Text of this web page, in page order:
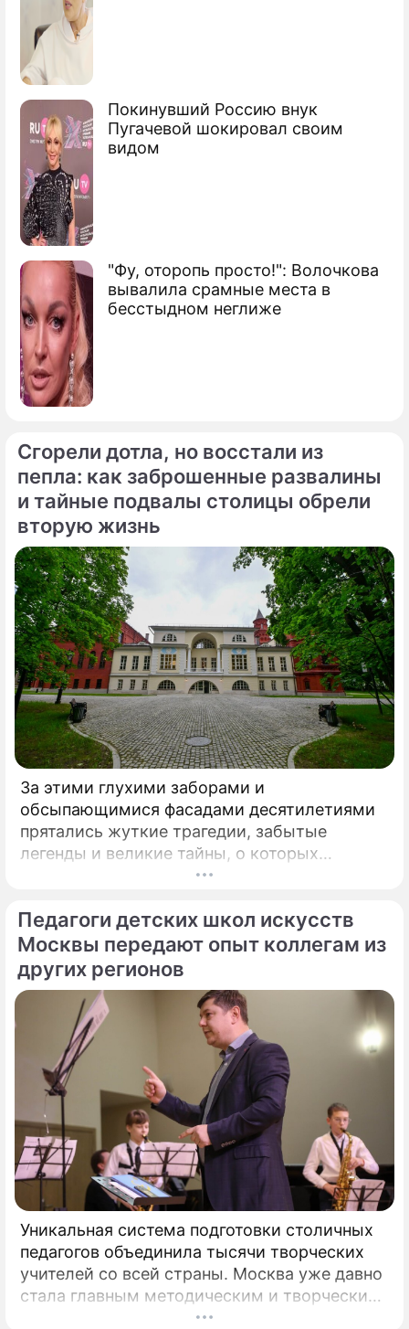
Покинувший Россию внук
Пугачевой шокировал своим
видом
"Фу, оторопь просто!": Волочкова
вывалила срамные места в
бесстыдном неглиже
Россия и ОПЕК будут работать вместе
Сюжеты
Сгорели дотла, но восстали из
пепла: как заброшенные развалины
и тайные подвалы столицы обрели
вторую жизнь
За этими глухими заборами и
обсыпающимися фасадами десятилетиями
прятались жуткие трагедии, забытые
легенды и великие тайны, о которых
миллионы прохожих даже не догадывались.
Педагоги детских школ искусств
Москвы передают опыт коллегам из
других регионов
Уникальная система подготовки столичных
педагогов объединила тысячи творческих
учителей со всей страны. Москва уже давно
стала главным методическим и творческим
центром России, где рождаются самые